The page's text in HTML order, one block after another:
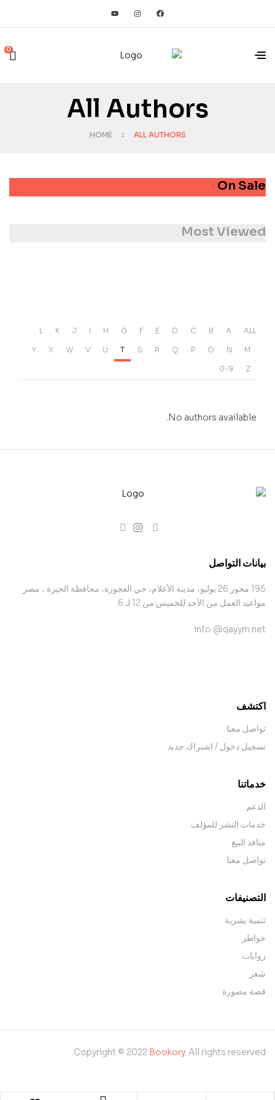
0
All Authors
HOME ALL AUTHORS
On Sale
Most Viewed
ALL
A
B
C
D
E
F
G
H
I
J
K
L
M
N
O
P
Q
R
S
T
U
V
W
X
Y
Z
0-9
No authors available.
بيانات التواصل
195 محور 26 يوليو، مدينة الأعلام، حي العجوزة، محافظة الجيزة ، مصر
مواعيد العمل من الأحد للخميس من 12 لـ 6
info @qayym.net
اكتشف
تواصل معنا
تسجيل دخول / اشتراك جديد
خدماتنا
الدعم
خدمات النشر للمؤلف
منافذ البيع
تواصل معنا
التصنيفات
تنمية بشرية
خواطر
روايات
شعر
قصة مصورة
Copyright © 2022 Bookory. All rights reserved.